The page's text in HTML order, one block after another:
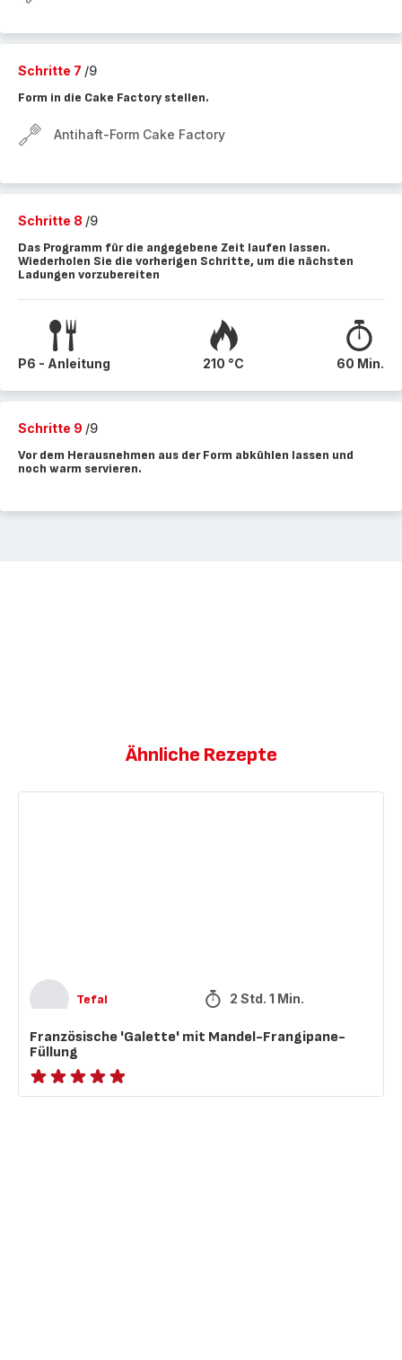
Schritte 7 /9
Form in die Cake Factory stellen.
Antihaft-Form Cake Factory
Schritte 8 /9
Das Programm für die angegebene Zeit laufen lassen.
Wiederholen Sie die vorherigen Schritte, um die nächsten
Ladungen vorzubereiten
P6 - Anleitung 210 °C 60 Min.
Schritte 9 /9
Vor dem Herausnehmen aus der Form abkühlen lassen und
noch warm servieren.
Ähnliche Rezepte
Tefal 2 Std. 1 Min.
Französische 'Galette' mit Mandel-Frangipane-
Füllung
ratings.NaN